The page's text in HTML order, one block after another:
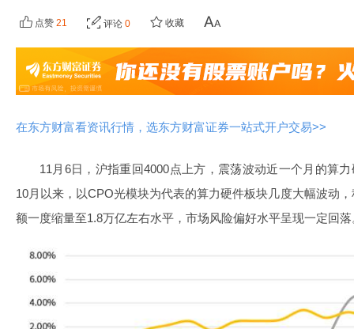
点赞 21 评论 0 收藏
在东方财富看资讯行情，选东方财富证券一站式开户交易>>
11月6日，沪指重回4000点上方，震荡波动近一个月的算
10月以来，以CPO光模块为代表的算力硬件板块几度大幅波动
额一度缩量至1.8万亿左右水平，市场风险偏好水平呈现一定回落